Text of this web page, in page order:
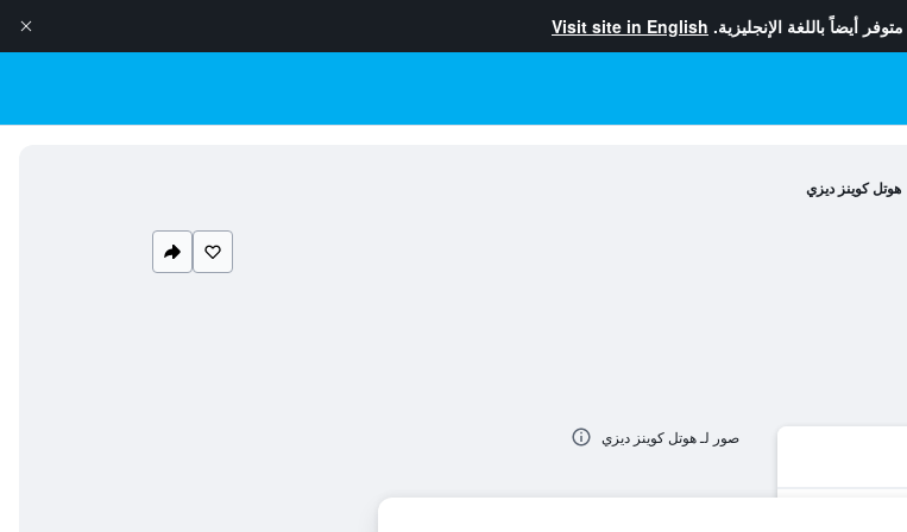
متوفر أيضاً باللغة الإنجليزية. Visit site in English
هوتل كوينز ديزي
صور لـ هوتل كوينز ديزي